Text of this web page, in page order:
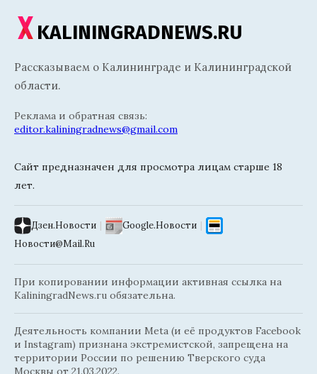
KALININGRADNEWS.RU
Рассказываем о Калининграде и Калининградской
области.
Реклама и обратная связь:
editor.kaliningradnews@gmail.com
Сайт предназначен для просмотра лицам старше 18
лет.
Дзен.Новости | Google.Новости |
Новости@Mail.Ru
При копировании информации активная ссылка на
KaliningradNews.ru обязательна.
Деятельность компании Meta (и её продуктов Facebook
и Instagram) признана экстремистской, запрещена на
территории России по решению Тверского суда
Москвы от 21.03.2022.